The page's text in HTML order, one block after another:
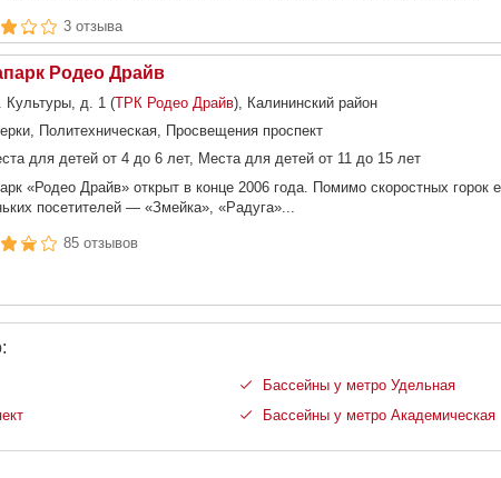
3 отзыва
Родео Драйв
Культуры, д. 1 (ТРК Родео Драйв), Калининский район
Политехническая, Просвещения проспект
для детей от 4 до 6 лет, Места для детей от 11 до 15 лет
«Родео Драйв» открыт в конце 2006 года. Помимо скоростных горок
посетителей — «Змейка», «Радуга»...
85 отзывов
Бассейны у метро Удельная
Бассейны у метро Академическая